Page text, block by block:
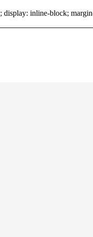
display: inline-block;